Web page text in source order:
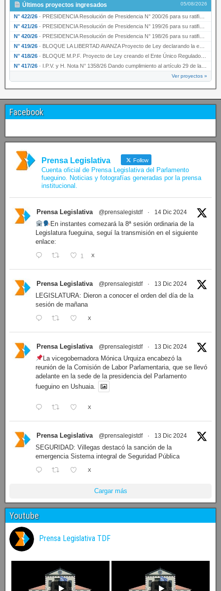
Últimos proyectos ingresados 05/08/2026
N° 422/26 · PRESIDENCIA Resolución de Presidencia N° 200/26 para su ratificación.
N° 421/26 · PRESIDENCIA Resolución de Presidencia N° 199/26 para su ratificación.
N° 420/26 · PRESIDENCIA Resolución de Presidencia N° 198/26 para su ratificación.
N° 419/26 · BLOQUE LA LIBERTAD AVANZA Proyecto de Ley declarando la esencialidad del servicio educativ…
N° 418/26 · BLOQUE M.P.F. Proyecto de Ley creando el Ente Único Regulador de servicios públicos de la …
N° 417/26 · I.P.V. y H. Nota N° 1358/26 Dando cumplimiento al artículo 29 de la Ley provincial N° 1399…
Ver proyectos »
Facebook
Prensa Legislativa Follow
Cuenta oficial de Prensa Legislativa del Parlamento
fueguino. Noticias y fotografías generadas por la prensa
institucional.
Prensa Legislativa @prensalegistdf · 14 Dic 2024
En instantes comezará la 8ª sesión ordinaria de la
Legislatura fueguina, seguí la transmisión en el siguiente
enlace:
1 X
Prensa Legislativa @prensalegistdf · 13 Dic 2024
LEGISLATURA: Dieron a conocer el orden del día de la
sesión de mañana
X
Prensa Legislativa @prensalegistdf · 13 Dic 2024
La vicegobernadora Mónica Urquiza encabezó la
reunión de la Comisión de Labor Parlamentaria, que se llevó
adelante en la sede de la presidencia del Parlamento
fueguino en Ushuaia.
X
Prensa Legislativa @prensalegistdf · 13 Dic 2024
SEGURIDAD: Villegas destacó la sanción de la
emergencia Sistema integral de Seguridad Pública
X
Cargar más
Youtube
Prensa Legislativa TDF